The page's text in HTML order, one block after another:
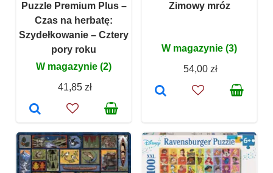
Puzzle Premium Plus –
Czas na herbatę:
Szydełkowanie – Cztery
pory roku
W magazynie (2)
41,85 zł
Zimowy mróz
W magazynie (3)
54,00 zł